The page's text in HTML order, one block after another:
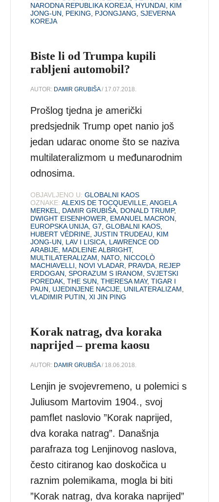
NARODNA REPUBLIKA KOREJA HYUNDAI
KIM
JONG-UN
PEKING PJONGJANG ,SJEVERNA
KOREJA
Biste li od Trumpa kupili
rabljeni automobil?
AUTOR: DAMIR GRUBIŠA/ 17.07.2018.
Prošlog tjedna je američki
predsjednik Trump opet nanio još
jedan udarac onome što se naziva
multilateralizmom u međunarodnim
odnosima.
OBJAVLJENO U: GLOBALNI KAOS
OZNAKE: ALEXIS DE TOCQUEVILLE ,ANGELA
MERKEL
DAMIR GRUBIŠA DONALD TRUMP,
DWIGHT EISENHOWER
EMANUEL MACRON
EUROPSKA UNIJA ,G7 ,GLOBALNI KAOS
HUBERT VÉDRINE ,JUSTIN TRUDEAU
KIM
JONG-UN
LAV I LISICA LAWRENCE OD
ARABIJE MADLEINE ALBRIGHT,
MULTILATERALIZAM
NATO NICCOLÒ
MACHIAVELLI
NOVI VLADAR PRAVDA REJEP
ERDOGAN ,SPORAZUM S IRANOM ,SVJETSKI
POREDAK ,THE SUN ,THERESA MAY,TIGAR I
PAUN
UJEDINJENE NACIJE UNILATERALIZAM
VLADIMIR PUTIN ,XI JIN PING
Korak natrag, dva koraka
naprijed – prema kaosu
AUTOR: DAMIR GRUBIŠA/ 18.06.2018.
Lenjin je svojevremeno, u polemici s
Juliusom Martovim 1904., svoj
pamflet naslovio ”Korak naprijed,
dva koraka natrag”. Današnja
parafraza tog Lenjinovog naslova,
često citiranog kao doskočica u
raznim polemikama, mogla bi biti
”Korak natrag, dva koraka naprijed”